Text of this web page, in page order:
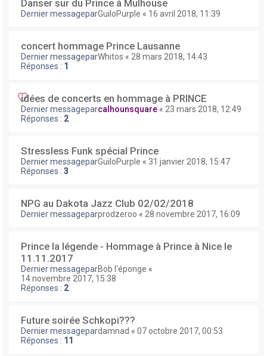
Danser sur du Prince à Mulhouse
Dernier messageparGuiloPurple « 16 avril 2018, 11:39
concert hommage Prince Lausanne
Dernier messageparWhitos « 28 mars 2018, 14:43
Réponses : 1
idées de concerts en hommage à PRINCE
Dernier messageparcalhounsquare « 23 mars 2018, 12:49
Réponses : 2
Stressless Funk spécial Prince
Dernier messageparGuiloPurple « 31 janvier 2018, 15:47
Réponses : 3
NPG au Dakota Jazz Club 02/02/2018
Dernier messageparprodzeroo « 28 novembre 2017, 16:09
Prince la légende - Hommage à Prince à Nice le
11.11.2017
Dernier messageparBob l'éponge «
14 novembre 2017, 15:38
Réponses : 2
Future soirée Schkopi???
Dernier messagepardamnad « 07 octobre 2017, 00:53
Réponses : 11